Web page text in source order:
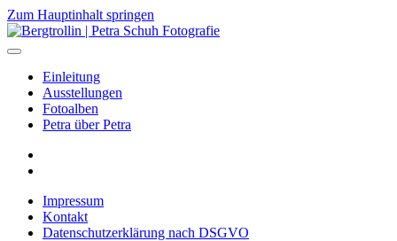
Zum Hauptinhalt springen
Einleitung
Ausstellungen
Fotoalben
Petra über Petra
Impressum
Kontakt
Datenschutzerklärung nach DSGVO